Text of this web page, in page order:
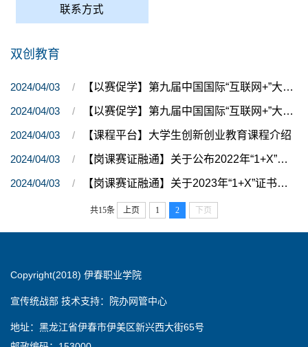
联系方式
双创教育
2024/04/03 【以赛促学】第九届中国国际“互联网+”大学生创新创业大赛黑龙江赛区决赛入围项目名单（职教赛道）
2024/04/03 【以赛促学】第九届中国国际“互联网+”大学生创新创业大赛黑龙江赛区决赛入围项目名单（青年红色筑梦之旅赛道）
2024/04/03 【课程平台】大学生创新创业教育课程介绍
2024/04/03 【岗课赛证融通】关于公布2022年“1+X”证书《生涯规划指导》工作优秀试点、考点单位名单的通知
2024/04/03 【岗课赛证融通】关于2023年“1+X”证书《生涯规划指导》名师工作室三个批次成立名单公示的通知
共15条 上页 1 2 下页
Copyright(2018) 伊春职业学院
宣传统战部 技术支持：院办网管中心
地址：黑龙江省伊春市伊美区新兴西大街65号